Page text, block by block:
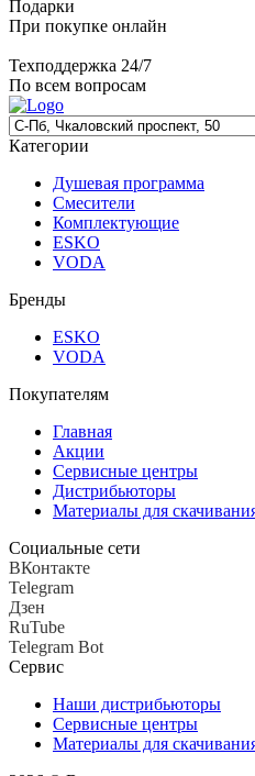
Подарки
При покупке онлайн
Техподдержка 24/7
По всем вопросам
Категории
Душевая программа
Смесители
Комплектующие
ESKO
VODA
Бренды
ESKO
VODA
Покупателям
Главная
Акции
Сервисные центры
Дистрибьюторы
Материалы для
Социальные сети
ВКонтакте
Telegram
Дзен
RuTube
Telegram Bot
Сервис
Наши дистрибьюторы
Сервисные центры
Материалы для